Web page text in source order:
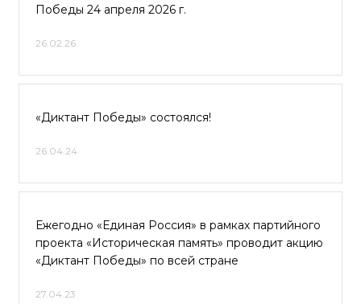
Победы 24 апреля 2026 г.
26.02.26
«Диктант Победы» состоялся!
26.04.24
Ежегодно «Единая Россия» в рамках партийного
проекта «Историческая память» проводит акцию
«Диктант Победы» по всей стране
27.04.23